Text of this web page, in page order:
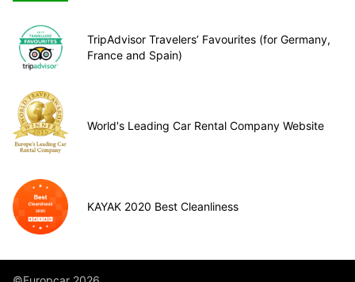
TripAdvisor Travelers’ Favourites (for Germany,
France and Spain)
World's Leading Car Rental Company Website
KAYAK 2020 Best Cleanliness